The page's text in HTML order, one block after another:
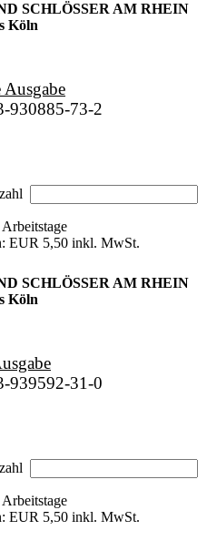
SCHLÖSSER AM RHEIN
Köln
Ausgabe
930885-73-2
EUR 5,50 inkl. MwSt.
SCHLÖSSER AM RHEIN
Köln
939592-31-0
EUR 5,50 inkl. MwSt.